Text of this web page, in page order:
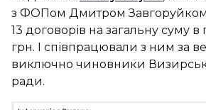
з ФОПом Дмитром Завгоруйком
13 договорів на загальну суму
грн. І співпрацювали з ним за
виключно чиновники
ради.